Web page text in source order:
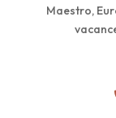
Maestro,